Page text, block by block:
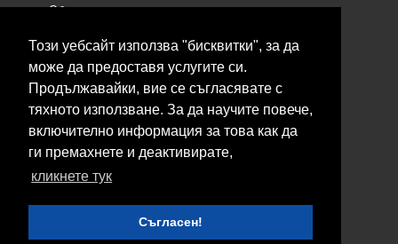
Този уебсайт използва "бисквитки", за да
може да предоставя услугите си.
Продължавайки, вие се съгласявате с
тяхното използване. За да научите повече,
включително информация за това как да
ги премахнете и деактивирате,
кликнете тук
Съгласен!
Общи условия
Свържете се с нас
Контакти
Нашите сервизи
Блог
© 2026 Fransizkup.bg всички права запазени
Изграждане и поддръжка от
Boby_fransizkup